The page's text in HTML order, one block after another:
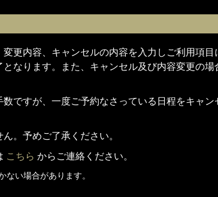
更内容、キャンセルの内容を入力しご利用項
なります。また、キャンセル及び内容変更の
ですが、一度ご予約なさっている日程をキャ
。予めご了承ください。
こちら からご連絡ください。
い場合があります。